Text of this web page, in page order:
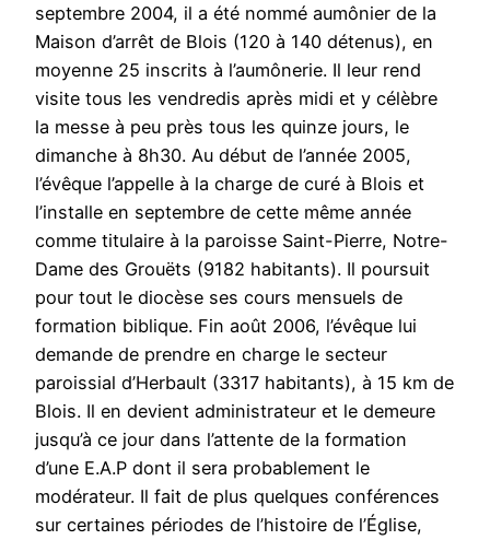
sep­tembre 2004, il a été nommé aumônier de la
Maison d’arrêt de Blois (120 à 140 détenus), en
moyenne 25 inscrits à l’aumônerie. Il leur rend
visite tous les vendredis après midi et y célèbre
la messe à peu près tous les quinze jours, le
dimanche à 8h30. Au début de l’année 2005,
l’évêque l’appelle à la charge de curé à Blois et
l’installe en septembre de cette même année
comme titulaire à la paroisse Saint-Pierre, Notre-
Dame des Grouëts (9182 habitants). Il poursuit
pour tout le diocèse ses cours mensuels de
formation biblique. Fin août 2006, l’évêque lui
demande de prendre en charge le secteur
paroissial d’Herbault (3317 habitants), à 15 km de
Blois. Il en devient administrateur et le demeure
jusqu’à ce jour dans l’attente de la formation
d’une E.A.P dont il sera probablement le
modérateur. Il fait de plus quelques conférences
sur certaines périodes de l’histoire de l’Église,